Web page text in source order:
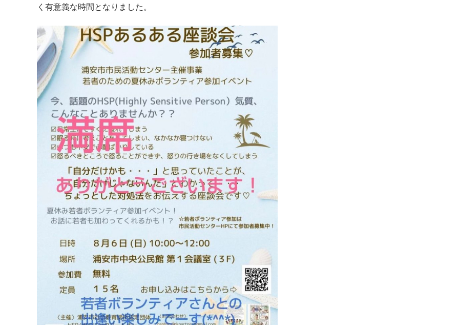
く有意義な時間となりました。